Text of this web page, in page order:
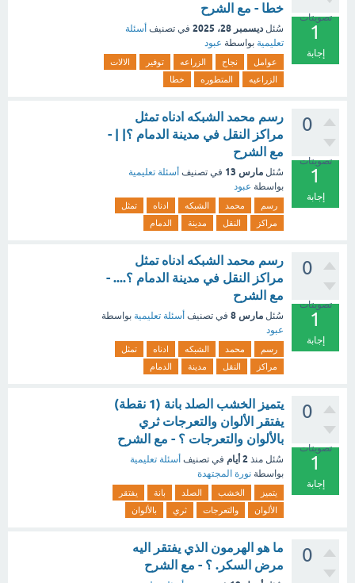
تصويتات
1
إجابة
خطا - مع الشرح
سُئل ديسمبر 28، 2025 في تصنيف أسئلة
تعليمية بواسطة عبود
عوامل نجاح الزراعه توفير
الالات
الزراعيه
المتطوره خطا
0
تصويتات
1
إجابة
رسم محمد الشبكه ادناه تمثل
مراكز النقل في مدينة الدمام ؟| | -
مع الشرح
سُئل مارس 13 في تصنيف أسئلة تعليمية
بواسطة عبود
رسم محمد الشبكه ادناه
تمثل
مراكز
النقل مدينة الدمام
0
تصويتات
1
إجابة
رسم محمد الشبكه ادناه تمثل
مراكز النقل في مدينة الدمام ؟.... -
مع الشرح
سُئل مارس 8 في تصنيف أسئلة تعليمية بواسطة
عبود
رسم محمد الشبكه ادناه
تمثل
مراكز
النقل مدينة الدمام
0
تصويتات
1
إجابة
يتميز الخشب الصلد بانة (1 نقطة)
يفتقر الألوان والتعرجات ثري
بالألوان والتعرجات ؟ - مع الشرح
سُئل منذ 2 أيام في تصنيف أسئلة تعليمية
بواسطة نورة المجتهدة
يتميز الخشب الصلد بانة
يفتقر
الألوان
والتعرجات ثري بالألوان
0
ما هو الهرمون الذي يفتقر اليه
مرض السكر. ؟ - مع الشرح